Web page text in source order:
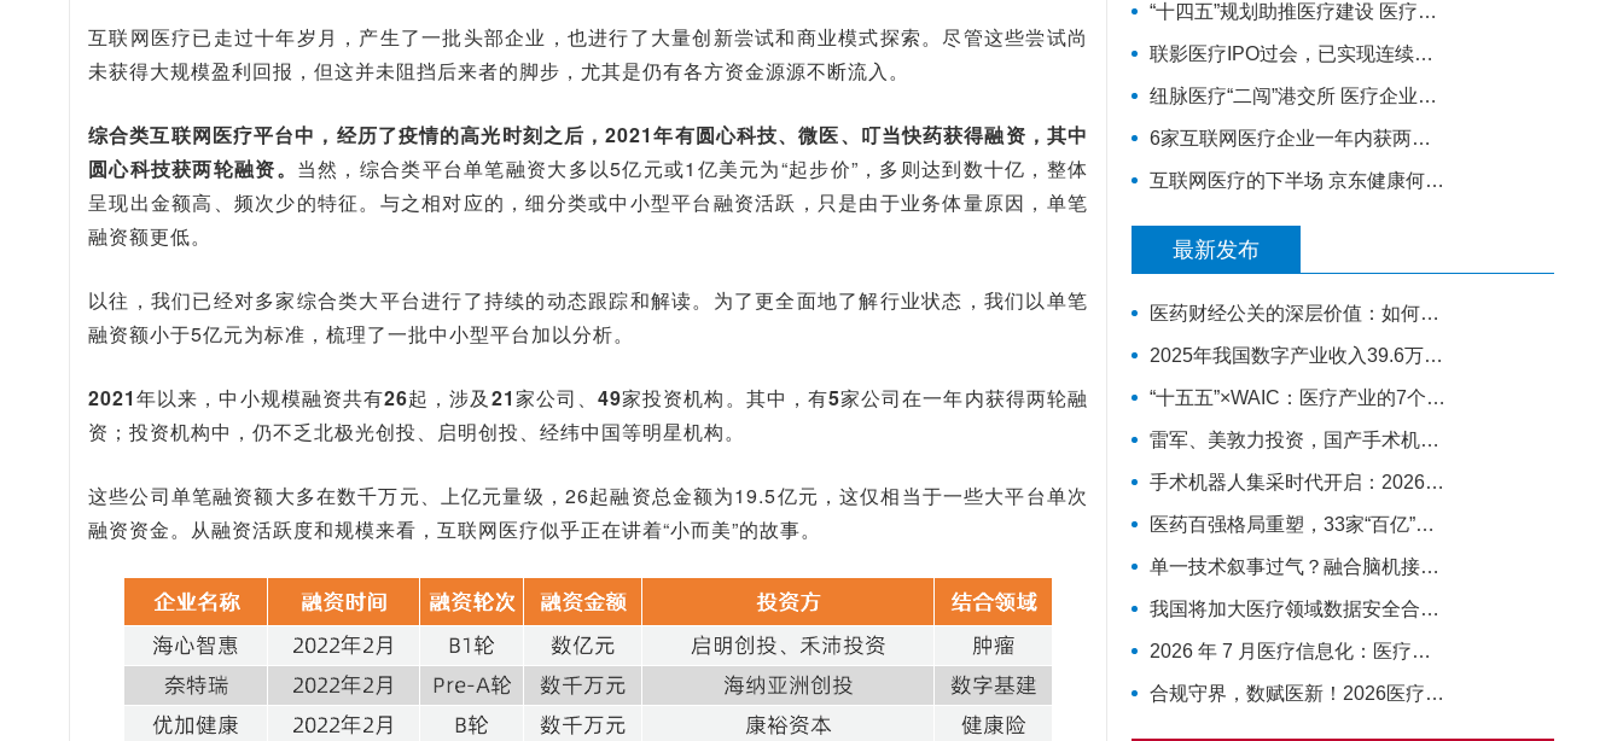
互联网医疗已走过十年岁月，产生了一批头部企业，也进行了大量创新尝试和商业模式探索。尽管这些尝试尚
未获得大规模盈利回报，但这并未阻挡后来者的脚步，尤其是仍有各方资金源源不断流入。
综合类互联网医疗平台中，经历了疫情的高光时刻之后，2021年有圆心科技、微医、叮当快药获得融资，其中
圆心科技获两轮融资。 当然，综合类平台单笔融资大多以5亿元或1亿美元为“起步价”，多则达到数十亿，整体
呈现出金额高、频次少的特征。与之相对应的，细分类或中小型平台融资活跃，只是由于业务体量原因，单笔
融资额更低。
以往，我们已经对多家综合类大平台进行了持续的动态跟踪和解读。为了更全面地了解行业状态，我们以单笔
融资额小于5亿元为标准，梳理了一批中小型平台加以分析。
2021年以来，中小规模融资共有26起，涉及21家公司、49家投资机构。其中，有5家公司在一年内获得两轮融
资； 投资机构中，仍不乏北极光创投、启明创投、经纬中国等明星机构。
这些公司单笔融资额大多在数千万元、上亿元量级，26起融资总金额为19.5亿元，这仅相当于一些大平台单次
融资资金。从融资活跃度和规模来看，互联网医疗似乎正在讲着“小而美”的故事。
“十四五”规划助推医疗建设 医疗新基建拉动产业链发展
联影医疗IPO过会，已实现连续盈利
纽脉医疗“二闯”港交所 医疗企业为何“扎堆”赴港IPO？
6家互联网医疗企业一年内获两轮融资，行业破冰开始？
互联网医疗的下半场 京东健康何去何从？
最新发布
医药财经公关的深层价值：如何帮助企业完成从研发实力到资本价值的有效转化
2025年我国数字产业收入39.6万亿元 同比增长8.8%
“十五五”×WAIC：医疗产业的7个确定性机会
雷军、美敦力投资，国产手术机器人冲击上市
手术机器人集采时代开启：2026下半年竞争格局与趋势预判
医药百强格局重塑，33家“百亿”企业揽下66%营收
单一技术叙事过气？融合脑机接口、AI、具身智能的新范式来了！
我国将加大医疗领域数据安全合规供给，概念股汇总
2026 年 7 月医疗信息化：医疗数据要素全面放开，AI 临床商业化迎来兑现窗口
合规守界，数赋医新！2026医疗数据资产流通全链路破局与产业落地深度复盘